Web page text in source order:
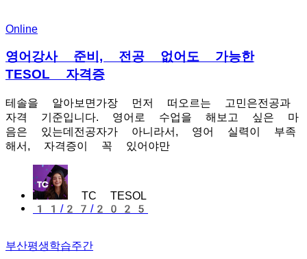
Online
영어강사 준비, 전공 없어도 가능한
TESOL 자격증
테솔을 알아보면가장 먼저 떠오르는 고민은전공과
자격 기준입니다. 영어로 수업을 해보고 싶은 마
음은 있는데전공자가 아니라서, 영어 실력이 부족
해서, 자격증이 꼭 있어야만
TC TESOL
11/27/2025
부산평생학습주간